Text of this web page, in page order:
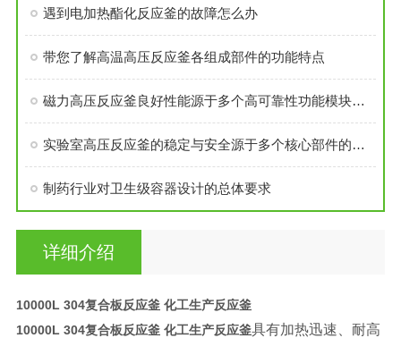
遇到电加热酯化反应釜的故障怎么办
带您了解高温高压反应釜各组成部件的功能特点
磁力高压反应釜良好性能源于多个高可靠性功能模块的精密集成
实验室高压反应釜的稳定与安全源于多个核心部件的科学设计
制药行业对卫生级容器设计的总体要求
详细介绍
10000L 304复合板反应釜 化工生产反应釜
10000L 304复合板反应釜 化工生产反应釜具有加热迅速、耐高